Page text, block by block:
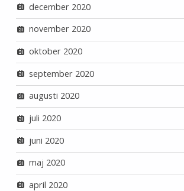
december 2020
november 2020
oktober 2020
september 2020
augusti 2020
juli 2020
juni 2020
maj 2020
april 2020